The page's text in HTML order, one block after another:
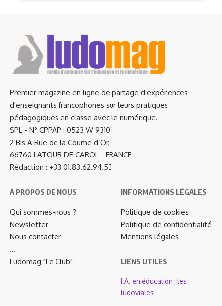
Premier magazine en ligne de partage d'expériences
d'enseignants francophones sur leurs pratiques
pédagogiques en classe avec le numérique.
SPL - N° CPPAP : 0523 W 93101
2 Bis A Rue de la Coume d’Or,
66760 LATOUR DE CAROL - FRANCE
Rédaction : +33 01.83.62.94.53
A PROPOS DE NOUS
Qui sommes-nous ?
Newsletter
Nous contacter
…
Ludomag "Le Club"
INFORMATIONS LÉGALES
Politique de cookies
Politique de confidentialité
Mentions légales
LIENS UTILES
I.A. en éducation ; les
ludoviales